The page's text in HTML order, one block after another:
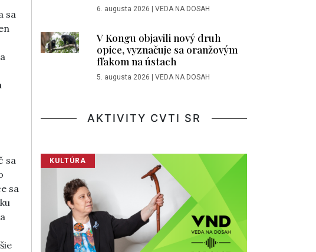
sa
sa
sa
6. augusta 2026 | VEDA NA DOSAH
V Kongu objavili nový druh
opice, vyznačuje sa oranžovým
fľakom na ústach
5. augusta 2026 | VEDA NA DOSAH
AKTIVITY CVTI SR
KULTÚRA